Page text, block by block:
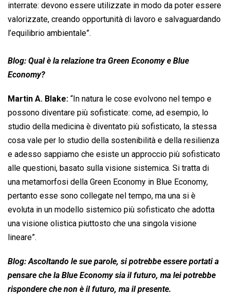
interrate: devono essere utilizzate in modo da poter essere
valorizzate, creando opportunità di lavoro e salvaguardando
l’equilibrio ambientale”.
Blog: Qual è la relazione tra Green Economy e Blue
Economy?
Martin A. Blake: “In natura le cose evolvono nel tempo e
possono diventare più sofisticate: come, ad esempio, lo
studio della medicina è diventato più sofisticato, la stessa
cosa vale per lo studio della sostenibilità e della resilienza
e adesso sappiamo che esiste un approccio più sofisticato
alle questioni, basato sulla visione sistemica. Si tratta di
una metamorfosi della Green Economy in Blue Economy,
pertanto esse sono collegate nel tempo, ma una si è
evoluta in un modello sistemico più sofisticato che adotta
una visione olistica piuttosto che una singola visione
lineare”.
Blog: Ascoltando le sue parole, si potrebbe essere portati a
pensare che la Blue Economy sia il futuro, ma lei potrebbe
rispondere che non è il futuro, ma il presente.